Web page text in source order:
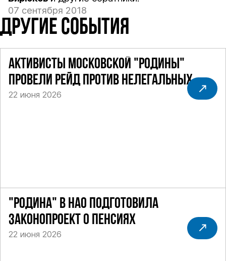
07 сентября 2018
ДРУГИЕ СОБЫТИЯ
АКТИВИСТЫ МОСКОВСКОЙ "РОДИНЫ"
ПРОВЕЛИ РЕЙД ПРОТИВ НЕЛЕГАЛЬНЫХ
ТАКСИ
22 июня 2026
"РОДИНА" В НАО ПОДГОТОВИЛА
ЗАКОНОПРОЕКТ О ПЕНСИЯХ
22 июня 2026